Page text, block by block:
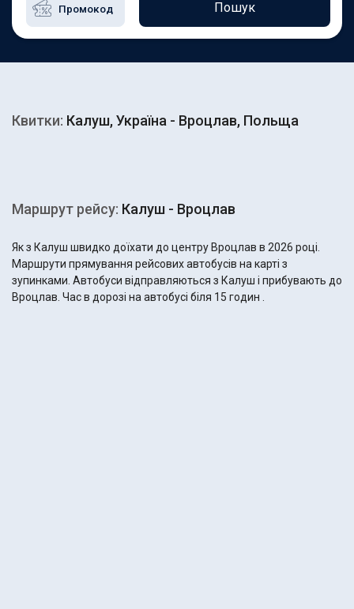
Пошук
Квитки: Калуш, Україна - Вроцлав, Польща
Маршрут рейсу: Калуш - Вроцлав
Як з Калуш швидко доїхати до центру Вроцлав в 2026 році.
Маршрути прямування рейсових автобусів на карті з
зупинками. Автобуси відправляються з Калуш і прибувають до
Вроцлав. Час в дорозі на автобусі біля 15 годин .